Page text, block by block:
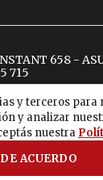
y terceros para
y analizar
nuestra
DE ACUERDO
658 -
715
tiktok